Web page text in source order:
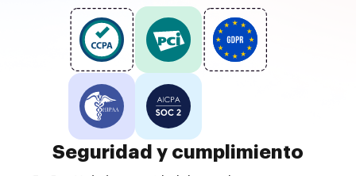
Seguridad y cumplimiento